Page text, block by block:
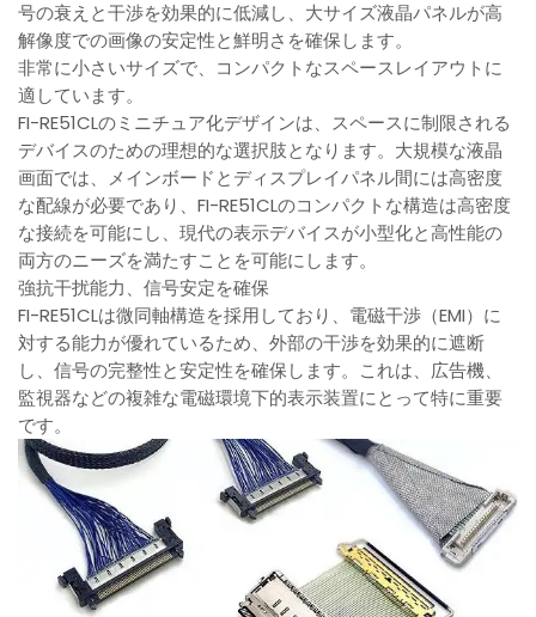
号の衰えと干渉を効果的に低減し、大サイズ液晶パネルが高
解像度での画像の安定性と鮮明さを確保します。
非常に小さいサイズで、コンパクトなスペースレイアウトに
適しています。
FI-RE51CLのミニチュア化デザインは、スペースに制限される
デバイスのための理想的な選択肢となります。大規模な液晶
画面では、メインボードとディスプレイパネル間には高密度
な配線が必要であり、FI-RE51CLのコンパクトな構造は高密度
な接続を可能にし、現代の表示デバイスが小型化と高性能の
両方のニーズを満たすことを可能にします。
強抗干扰能力、信号安定を確保
FI-RE51CLは微同軸構造を採用しており、電磁干渉（EMI）に
対する能力が優れているため、外部の干渉を効果的に遮断
し、信号の完整性と安定性を確保します。これは、広告機、
監視器などの複雑な電磁環境下的表示装置にとって特に重要
です。